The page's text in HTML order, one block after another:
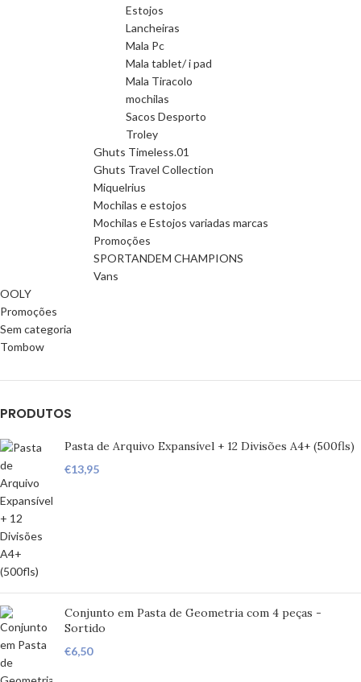
Estojos
Lancheiras
Mala Pc
Mala tablet/ i pad
Mala Tiracolo
mochilas
Sacos Desporto
Troley
Ghuts Timeless.01
Ghuts Travel Collection
Miquelrius
Mochilas e estojos
Mochilas e Estojos variadas marcas
Promoções
SPORTANDEM CHAMPIONS
Vans
OOLY
Promoções
Sem categoria
Tombow
PRODUTOS
Pasta de Arquivo Expansível + 12 Divisões A4+ (500fls)
€13,95
Conjunto em Pasta de Geometria com 4 peças -
Sortido
€6,50